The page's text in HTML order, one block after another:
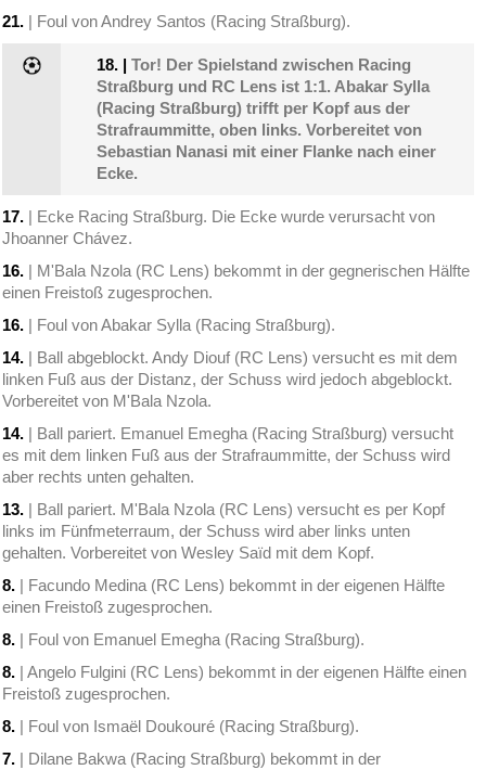
21. | Foul von Andrey Santos (Racing Straßburg).
18. |Tor! Der Spielstand zwischen Racing
Straßburg und RC Lens ist 1:1. Abakar Sylla
(Racing Straßburg) trifft per Kopf aus der
Strafraummitte, oben links. Vorbereitet von
Sebastian Nanasi mit einer Flanke nach einer
Ecke.
17. | Ecke Racing Straßburg. Die Ecke wurde verursacht von
Jhoanner Chávez.
16. | M'Bala Nzola (RC Lens) bekommt in der gegnerischen Hälfte
einen Freistoß zugesprochen.
16. | Foul von Abakar Sylla (Racing Straßburg).
14. | Ball abgeblockt. Andy Diouf (RC Lens) versucht es mit dem
linken Fuß aus der Distanz, der Schuss wird jedoch abgeblockt.
Vorbereitet von M'Bala Nzola.
14. | Ball pariert. Emanuel Emegha (Racing Straßburg) versucht
es mit dem linken Fuß aus der Strafraummitte, der Schuss wird
aber rechts unten gehalten.
13. | Ball pariert. M'Bala Nzola (RC Lens) versucht es per Kopf
links im Fünfmeterraum, der Schuss wird aber links unten
gehalten. Vorbereitet von Wesley Saïd mit dem Kopf.
8. | Facundo Medina (RC Lens) bekommt in der eigenen Hälfte
einen Freistoß zugesprochen.
8. | Foul von Emanuel Emegha (Racing Straßburg).
8. | Angelo Fulgini (RC Lens) bekommt in der eigenen Hälfte einen
Freistoß zugesprochen.
8. | Foul von Ismaël Doukouré (Racing Straßburg).
7. | Dilane Bakwa (Racing Straßburg) bekommt in der